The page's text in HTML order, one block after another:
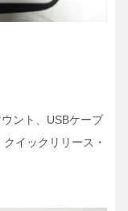
ント、USBケーブ
イックリリース・